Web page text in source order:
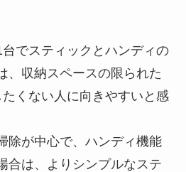
でスティックとハンディの
、収納スペースの限られた
くない人に向きやすいと感
除が中心で、ハンディ機能
合は、よりシンプルなステ